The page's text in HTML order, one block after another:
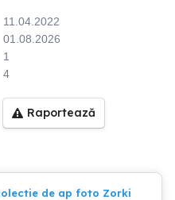
11.04.2022
01.08.2026
1
4
Raportează
de ap foto Zorki